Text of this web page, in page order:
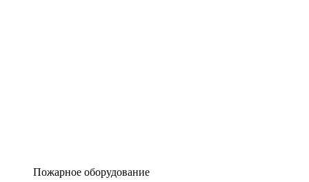
Пожарное оборудование